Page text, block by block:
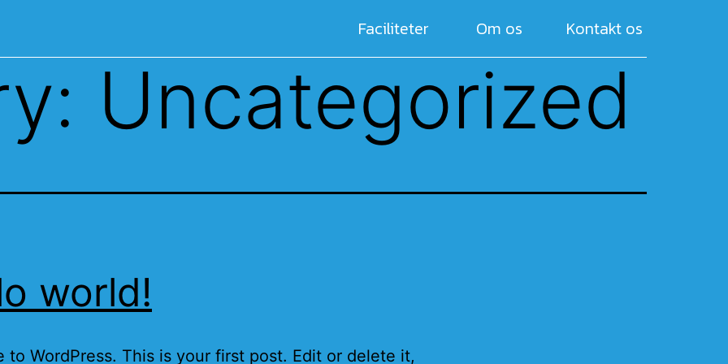
Faciliteter Om os Kontakt os
Uncategorized
world!
to WordPress. This is your first post. Edit or delete it,